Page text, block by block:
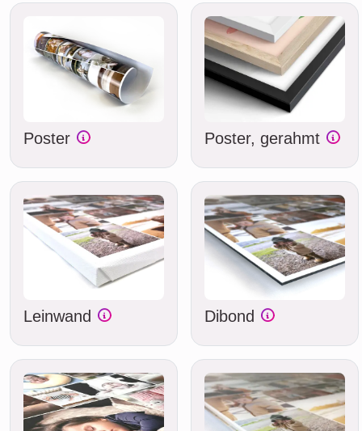
Poster Poster, gerahmt
Leinwand Dibond